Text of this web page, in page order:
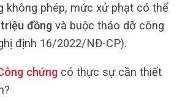
không phép, mức xử phạt có thể
đồngvà buộc tháo dỡ công
định 16/2022/NĐ-CP).
chứng có thực sự cần thiết